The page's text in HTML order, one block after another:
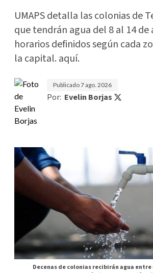
UMAPS detalla las colonias de
que tendrán agua del 8 al 14 de
horarios definidos según cada
la capital. aquí.
Publicado7 ago. 2026
Por: Evelin Borjas
Decenas de colonias recibirán agua entre